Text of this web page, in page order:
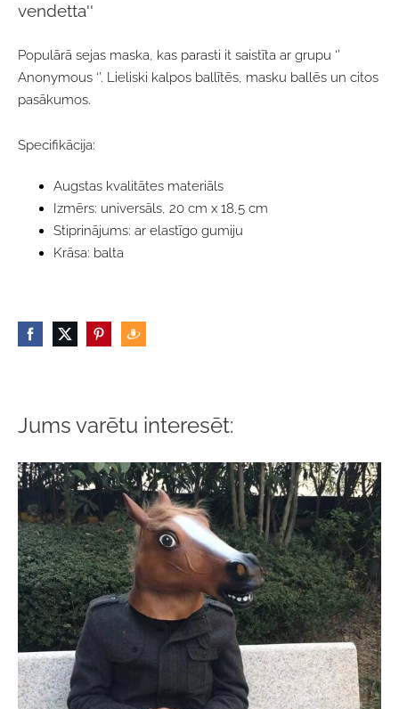
vendetta''
Populārā sejas maska, kas parasti it saistīta ar grupu ‘’
Anonymous ‘’. Lieliski kalpos ballītēs, masku ballēs un citos
pasākumos.
Specifikācija:
Augstas kvalitātes materiāls
Izmērs: universāls, 20 cm x 18,5 cm
Stiprinājums: ar elastīgo gumiju
Krāsa: balta
Jums varētu interesēt: